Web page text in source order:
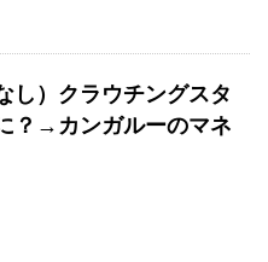
し）クラウチングスタ
？→カンガルーのマネ